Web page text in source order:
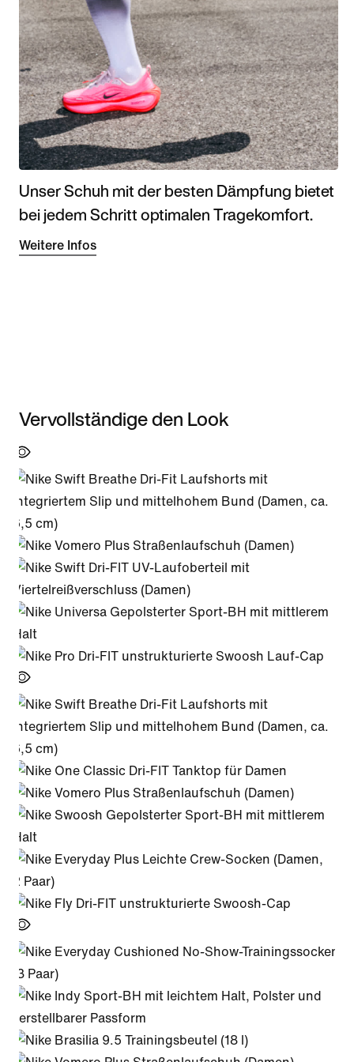
Unser Schuh mit der besten Dämpfung bietet
bei jedem Schritt optimalen Tragekomfort.
Weitere Infos
Vervollständige den Look